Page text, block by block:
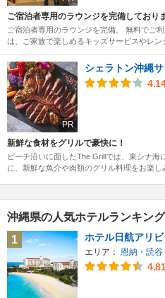
ご宿泊者専用のラウンジを完備しており
ご宿泊者専用のラウンジを完備。 無料でご
は、ご家族で楽しめるキッズサービスやレン
PR
シェラトン沖縄
4.14
新鮮な食材をグリルで豪快に！
ビーチ沿いに面したThe Grillでは、東シナ
に、新鮮な魚介や肉類のグリル料理をお楽し
沖縄県の人気ホテルランキング
1
ホテル日航アリビ
エリア： 恩納・読谷
4.81